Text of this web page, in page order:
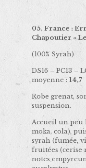
05. France :
Chapoutier «
(100% Syrah)
DS16 – PC13 –
moyenne :14,7
Robe grenat,
suspension.
Accueil un peu
moka, cola),
syrah (fumée,
fruitées (cerise
notes